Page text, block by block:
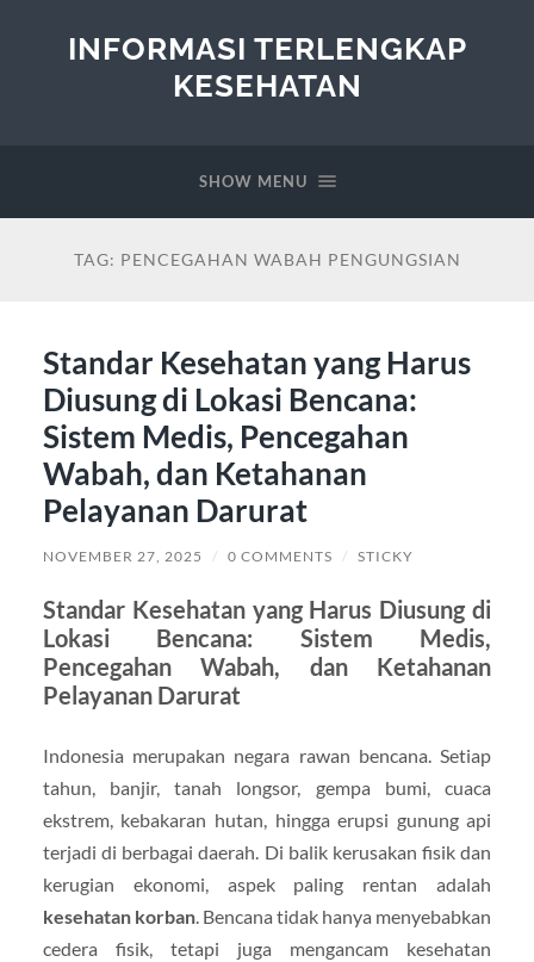
INFORMASI TERLENGKAP
KESEHATAN
SHOW MENU
TAG: PENCEGAHAN WABAH PENGUNGSIAN
Standar Kesehatan yang Harus
Diusung di Lokasi Bencana:
Sistem Medis, Pencegahan
Wabah, dan Ketahanan
Pelayanan Darurat
NOVEMBER 27, 2025 / 0 COMMENTS / STICKY
Standar Kesehatan yang Harus Diusung di
Lokasi Bencana: Sistem Medis,
Pencegahan Wabah, dan Ketahanan
Pelayanan Darurat
Indonesia merupakan negara rawan bencana. Setiap
tahun, banjir, tanah longsor, gempa bumi, cuaca
ekstrem, kebakaran hutan, hingga erupsi gunung api
terjadi di berbagai daerah. Di balik kerusakan fisik dan
kerugian ekonomi, aspek paling rentan adalah
kesehatan korban. Bencana tidak hanya menyebabkan
cedera fisik, tetapi juga mengancam kesehatan